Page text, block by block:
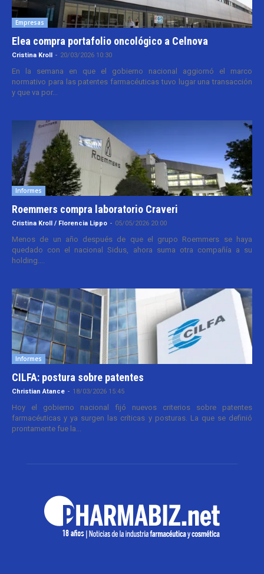
Empresas
Elea compra portafolio oncológico a Celnova
Cristina Kroll - 20/03/2026 10:30
En la semana en que el gobierno nacional aggiornó el marco
normativo para las patentes farmacéuticas tuvo lugar una transacción
y que va por...
Informes
Roemmers compra laboratorio Craveri
Cristina Kroll / Florencia Lippo - 05/05/2026 20:00
Menos de un año después de que el grupo Roemmers se haya
quedado con el nacional Sidus, ahora suma otra compañía a su
holding....
Informes
CILFA: postura sobre patentes
Christian Atance - 18/03/2026 15:45
Hoy el gobierno nacional fijó nuevos criterios sobre patentes
farmacéuticas y ya surgen las críticas y posturas. La que se definió
prontamente fue la...